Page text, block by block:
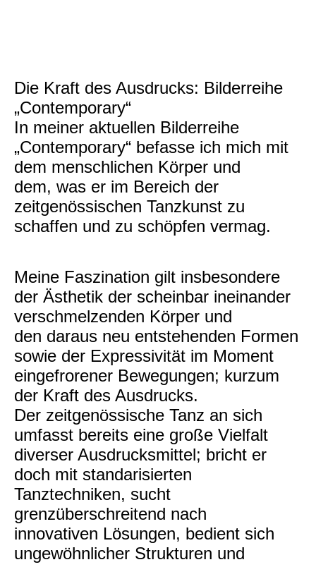
Die Kraft des Ausdrucks: Bilderreihe
„Contemporary“
In meiner aktuellen Bilderreihe
„Contemporary“ befasse ich mich mit
dem menschlichen Körper und
dem, was er im Bereich der
zeitgenössischen Tanzkunst zu
schaffen und zu schöpfen vermag.
Meine Faszination gilt insbesondere
der Ästhetik der scheinbar ineinander
verschmelzenden Körper und
den daraus neu entstehenden Formen
sowie der Expressivität im Moment
eingefrorener Bewegungen; kurzum
der Kraft des Ausdrucks.
Der zeitgenössische Tanz an sich
umfasst bereits eine große Vielfalt
diverser Ausdrucksmittel; bricht er
doch mit standarisierten
Tanztechniken, sucht
grenzüberschreitend nach
innovativen Lösungen, bedient sich
ungewöhnlicher Strukturen und